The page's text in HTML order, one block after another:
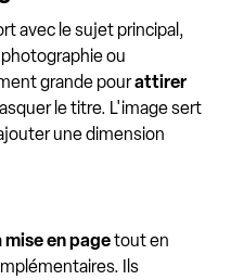
avec le sujet principal,
ou
grande pourattirer
le titre. L'image sert
une dimension
mise en pagetout en
Ils